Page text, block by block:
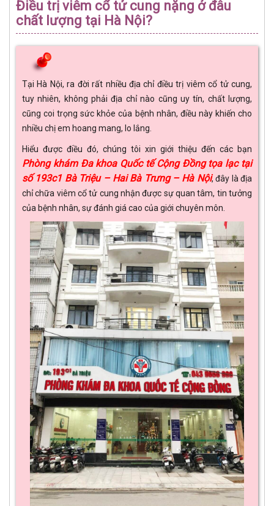
Điều trị viêm cổ tử cung nặng ở đâu
chất lượng tại Hà Nội?
Tại Hà Nội, ra đời rất nhiều địa chỉ điều trị viêm cổ tử cung,
tuy nhiên, không phải địa chỉ nào cũng uy tín, chất lượng,
cũng coi trọng sức khỏe của bệnh nhân, điều này khiến cho
nhiều chị em hoang mang, lo lắng.
Hiểu được điều đó, chúng tôi xin giới thiệu đến các bạn
Phòng khám Đa khoa Quốc tế Cộng Đồng tọa lạc tại
số 193c1 Bà Triệu – Hai Bà Trưng – Hà Nội, đây là địa
chỉ chữa viêm cổ tử cung nhận được sự quan tâm, tin tưởng
của bệnh nhân, sự đánh giá cao của giới chuyên môn.